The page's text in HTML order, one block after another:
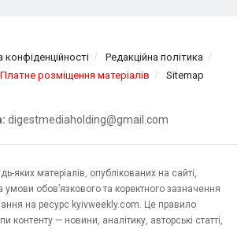
конфіденційності
Редакційна політика
Платне розміщення матеріалів Sitemap
digestmediaholding@gmail.com
яких матеріалів, опублікованих на сайті,
обов’язкового та коректного зазначення
на ресурс kyivweekly.com. Це правило
контенту — новини, аналітику, авторські статті,